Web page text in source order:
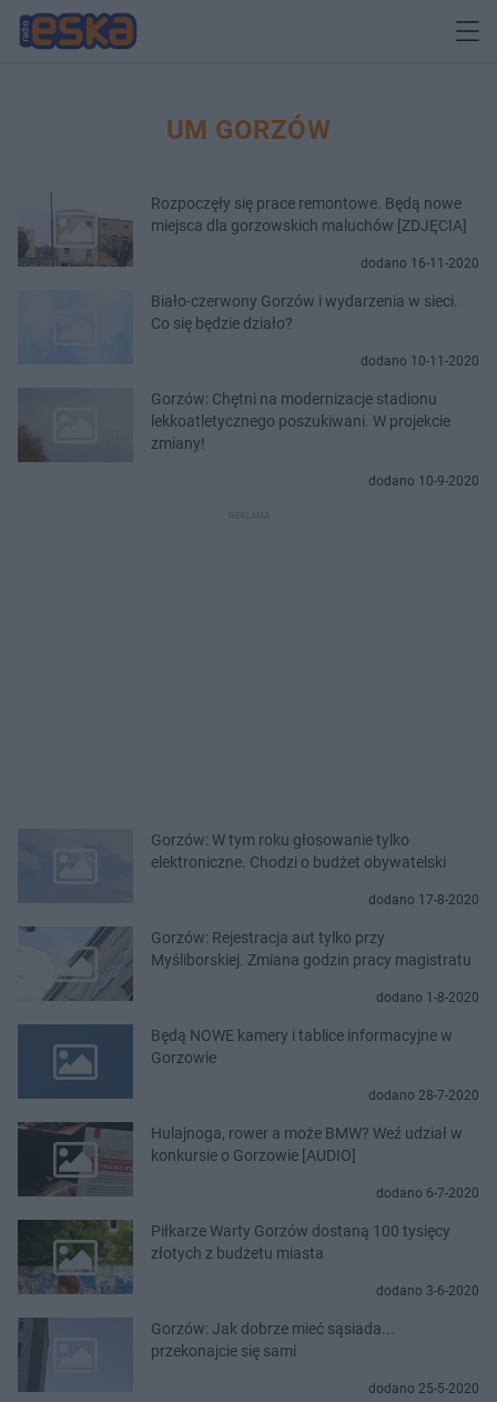
UM GORZÓW
Rozpoczęły się prace remontowe. Będą nowe
miejsca dla gorzowskich maluchów [ZDJĘCIA]
dodano 16-11-2020
Biało-czerwony Gorzów i wydarzenia w sieci.
Co się będzie działo?
dodano 10-11-2020
Gorzów: Chętni na modernizacje stadionu
lekkoatletycznego poszukiwani. W projekcie
zmiany!
dodano 10-9-2020
Gorzów: W tym roku głosowanie tylko
elektroniczne. Chodzi o budżet obywatelski
dodano 17-8-2020
Gorzów: Rejestracja aut tylko przy
Myśliborskiej. Zmiana godzin pracy magistratu
dodano 1-8-2020
Będą NOWE kamery i tablice informacyjne w
Gorzowie
dodano 28-7-2020
Hulajnoga, rower a może BMW? Weź udział w
konkursie o Gorzowie [AUDIO]
dodano 6-7-2020
Piłkarze Warty Gorzów dostaną 100 tysięcy
złotych z budżetu miasta
dodano 3-6-2020
Gorzów: Jak dobrze mieć sąsiada...
przekonajcie się sami
dodano 25-5-2020